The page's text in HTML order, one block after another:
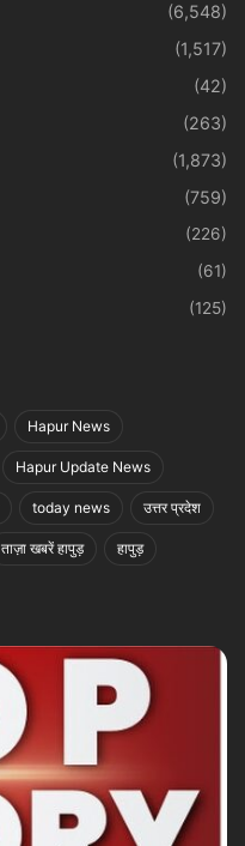
(6,548)
(1,517)
(42)
(263)
(1,873)
(759)
(226)
(61)
(125)
Hapur News
Hapur Update News
today news उत्तर प्रदेश
ताज़ा खबरें हापुड़ हापुड़